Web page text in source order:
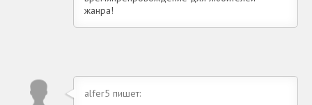
жанра!
alfer5 пишет: